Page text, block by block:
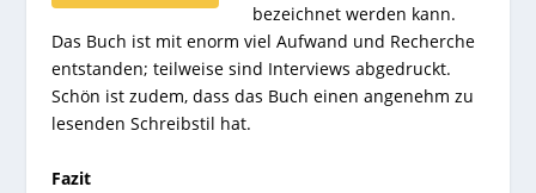
bezeichnet werden kann.
Das Buch ist mit enorm viel Aufwand und Recherche
entstanden; teilweise sind Interviews abgedruckt.
Schön ist zudem, dass das Buch einen angenehm zu
lesenden Schreibstil hat.
Fazit